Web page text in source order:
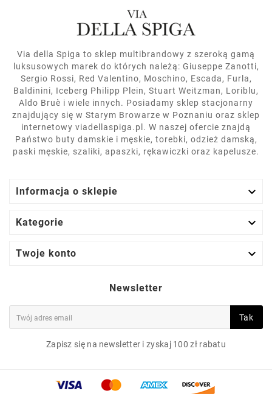
Via della Spiga to sklep multibrandowy z szeroką gamą
luksusowych marek do których należą: Giuseppe Zanotti,
Sergio Rossi, Red Valentino, Moschino, Escada, Furla,
Baldinini, Iceberg Philipp Plein, Stuart Weitzman, Loriblu,
Aldo Bruè i wiele innych. Posiadamy sklep stacjonarny
znajdujący się w Starym Browarze w Poznaniu oraz sklep
internetowy viadellaspiga.pl. W naszej ofercie znajdą
Państwo buty damskie i męskie, torebki, odzież damską,
paski męskie, szaliki, apaszki, rękawiczki oraz kapelusze.
Informacja o sklepie 
Kategorie 
Twoje konto 
Newsletter
Tak
Zapisz się na newsletter i zyskaj 100 zł rabatu